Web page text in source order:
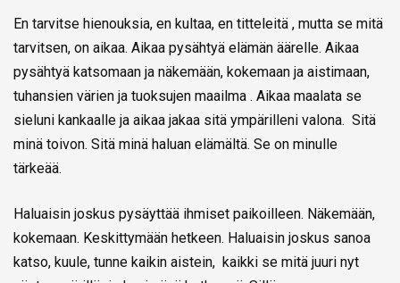
En tarvitse hienouksia, en kultaa, en titteleitä , mutta se mitä
tarvitsen, on aikaa. Aikaa pysähtyä elämän äärelle. Aikaa
pysähtyä katsomaan ja näkemään, kokemaan ja aistimaan,
tuhansien värien ja tuoksujen maailma . Aikaa maalata se
sieluni kankaalle ja aikaa jakaa sitä ympärilleni valona. Sitä
minä toivon. Sitä minä haluan elämältä. Se on minulle
tärkeää.
Haluaisin joskus pysäyttää ihmiset paikoilleen. Näkemään,
kokemaan. Keskittymään hetkeen. Haluaisin joskus sanoa
katso, kuule, tunne kaikin aistein, kaikki se mitä juuri nyt